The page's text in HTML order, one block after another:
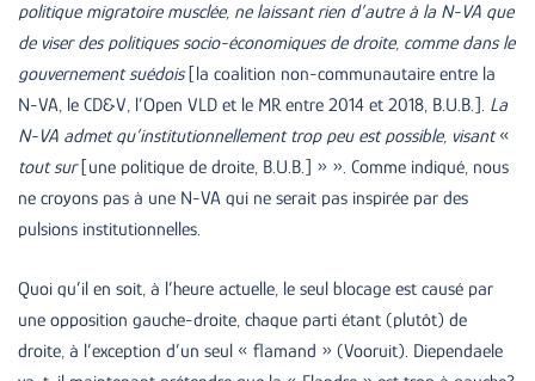
politique migratoire musclée, ne laissant rien d’autre à la N-VA que
de viser des politiques socio-économiques de droite, comme dans le
gouvernement suédois[la coalition non-communautaire entre la
N-VA, le CD&V, l’Open VLD et le MR entre 2014 et 2018, B.U.B.]. La
N-VA admet qu’institutionnellement trop peu est possible, visant«
tout sur[une politique de droite, B.U.B.] » ». Comme indiqué, nous
ne croyons pas à une N-VA qui ne serait pas inspirée par des
pulsions institutionnelles.
Quoi qu’il en soit, à l’heure actuelle, le seul blocage est causé par
une opposition gauche-droite, chaque parti étant (plutôt) de
droite, à l’exception d’un seul « flamand » (Vooruit). Diependaele